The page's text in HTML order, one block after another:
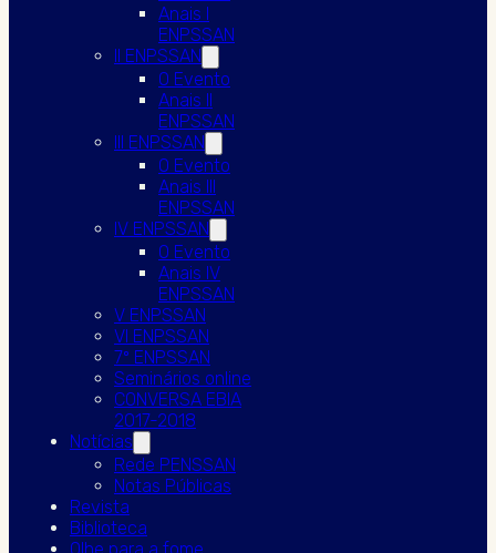
Anais I
ENPSSAN
II ENPSSAN
O Evento
Anais II
ENPSSAN
III ENPSSAN
O Evento
Anais III
ENPSSAN
IV ENPSSAN
O Evento
Anais IV
ENPSSAN
V ENPSSAN
VI ENPSSAN
7º ENPSSAN
Seminários online
CONVERSA EBIA
2017-2018
Notícias
Rede PENSSAN
Notas Públicas
Revista
Biblioteca